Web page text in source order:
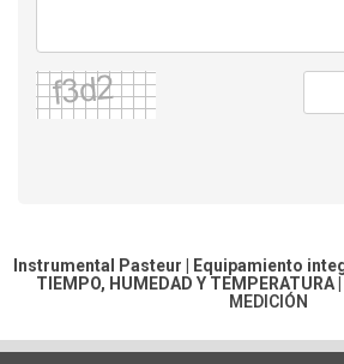
Instrumental Pasteur | Equipamiento
TIEMPO, HUMEDAD Y TEMPERATURA|
MEDICIÓN